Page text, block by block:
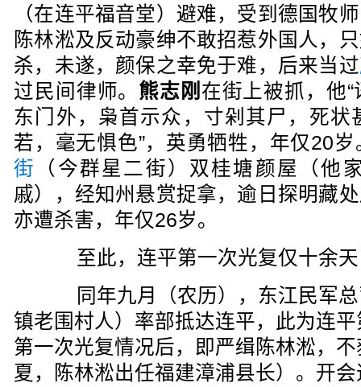
（在连平福音堂）避难，受到德国牧
陈林淞及反动豪绅不敢招惹外国人，
杀，未遂，颜保之幸免于难，后来当过
过民间律师。 熊志刚 在街上被抓，他
东门外，枭首示众，寸剁其尸，死状
若，毫无惧色”，英勇牺牲，年仅20岁
街
（今群星二街）双桂塘颜屋（他
戚），经知州悬赏捉拿，逾日探明藏
亦遭杀害，年仅26岁。
至此，连平第一次光复仅十余天
同年九月（农历），东江民军总
镇老围村人）率部抵达连平，此为连
第一次光复情况后，即严缉陈林淞，
夏，陈林淞出任福建漳浦县长）。开